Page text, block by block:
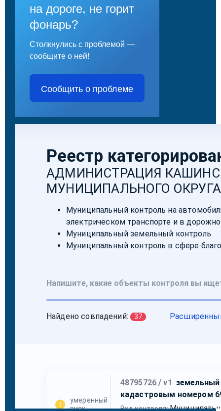
на дороге, не горит
фонарь?
Столкнулись с проблемой —
сообщите о ней!
Сообщить о проблеме